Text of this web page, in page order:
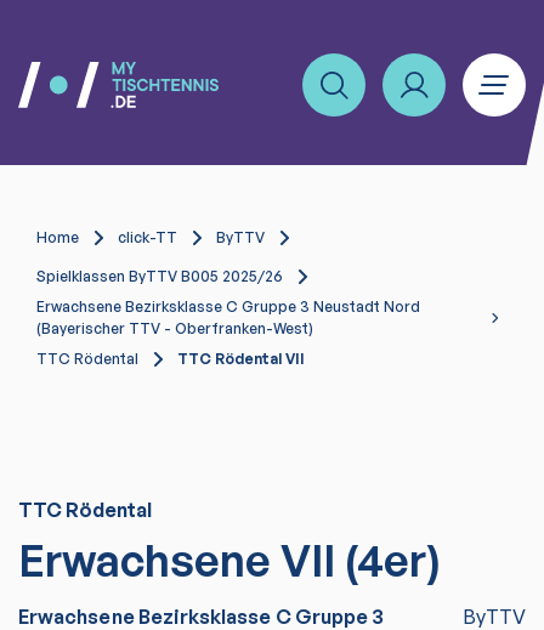
Home click-TT ByTTV
Spielklassen ByTTV B005 2025/26
Erwachsene Bezirksklasse C Gruppe 3 Neustadt Nord
(Bayerischer TTV - Oberfranken-West)
TTC Rödental
TTC Rödental VII
TTC Rödental
Erwachsene VII (4er)
Erwachsene Bezirksklasse C Gruppe 3
ByTTV